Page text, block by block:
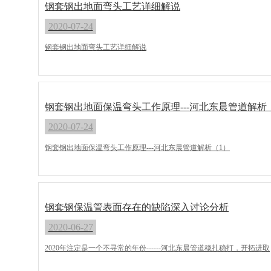
钢套钢出地面弯头工艺详细解说
2020-07-24
钢套钢出地面弯头工艺详细解说
钢套钢出地面保温弯头工作原理---河北东晨管道解析
2020-07-24
钢套钢出地面保温弯头工作原理---河北东晨管道解析（1）
钢套钢保温管表面存在的缺陷深入讨论分析
2020-06-27
2020年注定是一个不寻常的年份------河北东晨管道稳扎稳打，开拓进取